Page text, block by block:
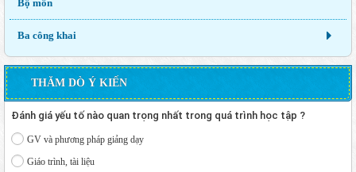
Bộ môn
Ba công khai
THĂM DÒ Ý KIẾN
Đánh giá yếu tố nào quan trọng nhất trong quá trình học tập ?
GV và phương pháp giảng dạy
Giáo trình, tài liệu